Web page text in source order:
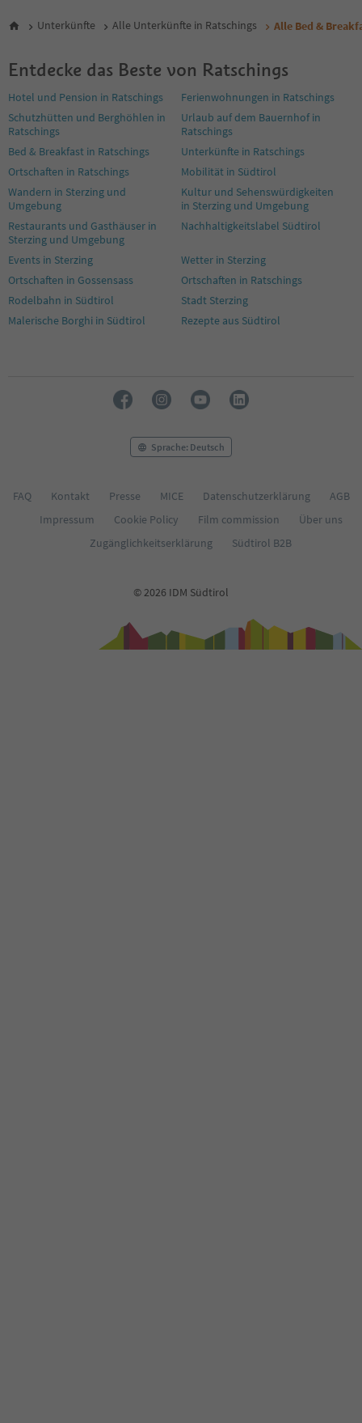
Unterkünfte Alle Unterkünfte in Ratschings Alle Bed &
Entdecke das Beste von Ratschings
Hotel und Pension in Ratschings
Ferienwohnungen in Ratschings
Schutzhütten und Berghöhlen in
Ratschings
Urlaub auf dem Bauernhof in
Ratschings
Bed & Breakfast in Ratschings
Unterkünfte in Ratschings
Ortschaften in Ratschings
Mobilität in Südtirol
Wandern in Sterzing und
Umgebung
Kultur und Sehenswürdigkeiten
in Sterzing und Umgebung
Restaurants und Gasthäuser in
Sterzing und Umgebung
Nachhaltigkeitslabel Südtirol
Events in Sterzing
Wetter in Sterzing
Ortschaften in Gossensass
Ortschaften in Ratschings
Rodelbahn in Südtirol
Stadt Sterzing
Malerische Borghi in Südtirol
Rezepte aus Südtirol
Sprache: Deutsch
FAQ Kontakt Presse MICE Datenschutzerklärung
AGB
Impressum
Cookie Policy Film commission
Über uns
Zugänglichkeitserklärung
Südtirol B2B
© 2026 IDM Südtirol